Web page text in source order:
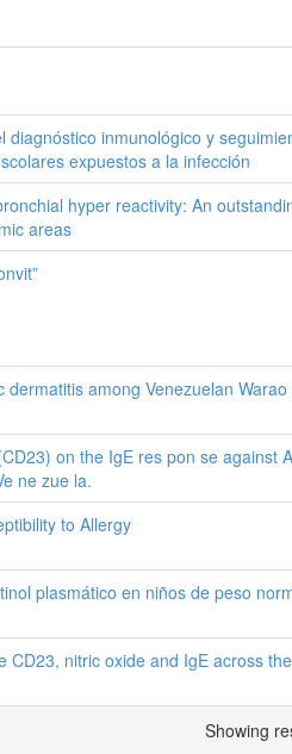
inmunológico y
expuestos a la infección
hyper reactivity: An
areas
among Venezuelan
on the IgE res pon se against
ne zue la.
to Allergy
plasmático en niños de peso
CD23, nitric oxide and IgE across
Showing